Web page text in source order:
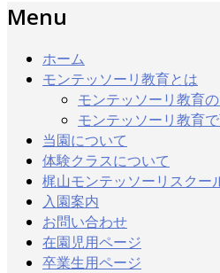
Menu
ホーム
モンテッソーリ教育とは
モンテッソーリ教育
モンテッソーリ教育
当園について
体験クラスについて
梶山モンテッソーリスクー
入園案内
お問い合わせ
在園児用ページ
卒業生用ページ